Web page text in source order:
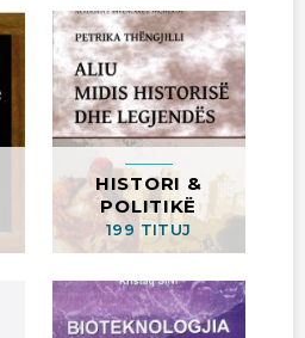
HISTORI &
POLITIKË
199 TITUJ